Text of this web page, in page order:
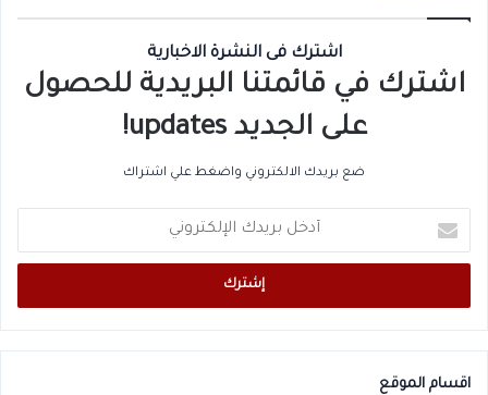
اشترك فى النشرة الاخبارية
اشترك في قائمتنا البريدية للحصول
على الجديد updates!
ضع بريدك الالكتروني واضغط علي اشتراك
بريدك
الإلكتروني
اقسام الموقع